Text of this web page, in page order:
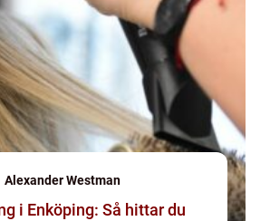
Alexander Westman
i Enköping: Så hittar du